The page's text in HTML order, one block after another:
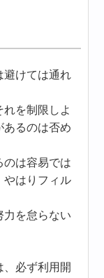
避けては通れ
を制限しよ
あるのは否め
のは容易では
やはりフィル
力を怠らない
、必ず利用開